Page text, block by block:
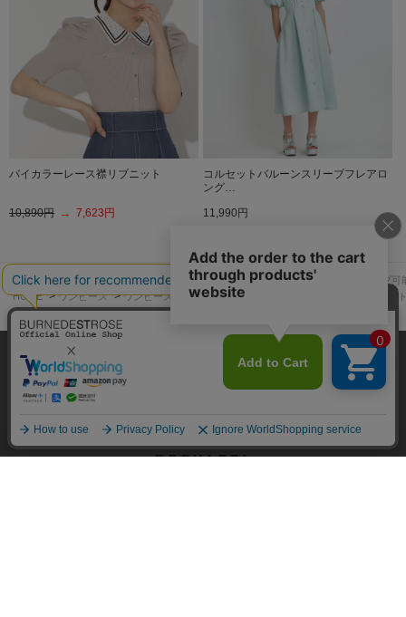
バイカラーレース襟リブニット
10,890円 → 7,623円
コルセットバルーンスリーブフレアロ
ング…
11,990円
HOME >REDYAZEL(レディアゼル) >ワンピース >ワンピース >
【セットアップ
HOME >ワンピース >ワンピース 【セットアップ可能】バイカラーステッチカッ
HELP&GUIDE
ご利用ガイド
返品について
弊社はCookieを利用し、Webの利便性向上に努め
ております。「承諾する」をクリックしていただ
くと、お客様に最適な内容を提供することが可能
ご覧ください。
承諾する